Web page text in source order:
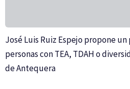
José Luis Ruiz Espejo propone
personas con TEA, TDAH o
de Antequera